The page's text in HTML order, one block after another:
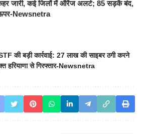
जारी, कई जिलों में ऑरेंज अलर्ट; 85 सड़कें बंद,
Newsnetra
की बड़ी कार्रवाई: 27 लाख की साइबर ठगी करने
हरियाणा से गिरफ्तार-Newsnetra